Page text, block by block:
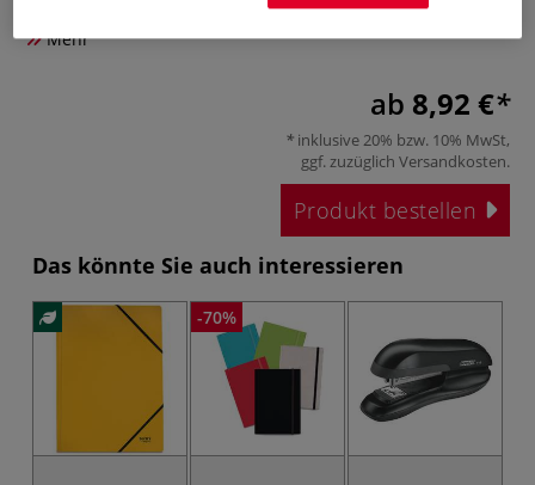
Präsentieren, Schützen und Archivieren kreativer Arbeiten.
Mehr
ab 8,92 €
inklusive 20% bzw. 10% MwSt,
ggf. zuzüglich Versandkosten.
Produkt bestellen
Das könnte Sie auch interessieren
-70%